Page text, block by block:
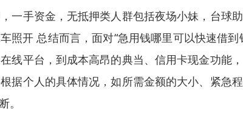
一手资金，无抵押类人群包括夜场小妹，台球
照开 总结而言，面对“急用钱哪里可以快速借到
线平台，到成本高昂的典当、信用卡现金功能
据个人的具体情况，如所需金额的大小、紧急
。